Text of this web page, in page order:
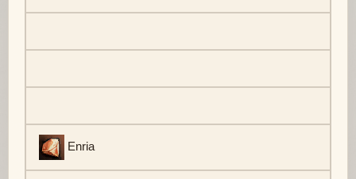
Enria